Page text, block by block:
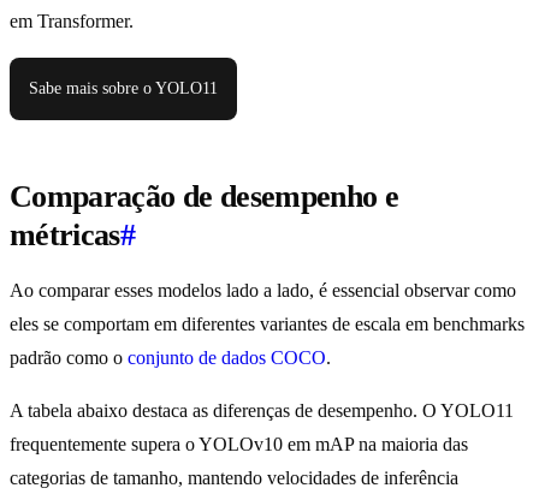
em Transformer.
Sabe mais sobre o YOLO11
Comparação de desempenho e
métricas#
Ao comparar esses modelos lado a lado, é essencial observar como
eles se comportam em diferentes variantes de escala em benchmarks
padrão como o conjunto de dados COCO.
A tabela abaixo destaca as diferenças de desempenho. O YOLO11
frequentemente supera o YOLOv10 em mAP na maioria das
categorias de tamanho, mantendo velocidades de inferência